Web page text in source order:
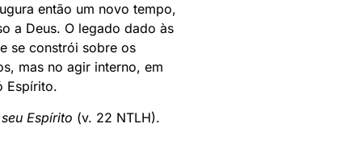
então um novo tempo,
a Deus. O legado dado às
se constrói sobre os
mas no agir interno, em
Espírito.
Espírito (v. 22 NTLH).